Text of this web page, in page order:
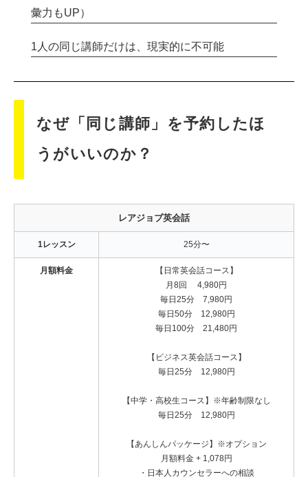
彙力もUP）
1人の同じ講師だけは、現実的に不可能
なぜ「同じ講師」を予約したほ
うがいいのか？
レアジョブ英会話
1レッスン 25分〜
月額料金
【日常英会話コース】
月8回 4,980円
毎日25分 7,980円
毎日50分 12,980円
毎日100分 21,480円
【ビジネス英会話コース】
毎日25分 12,980円
【中学・高校生コース】※年齢制限なし
毎日25分 12,980円
【あんしんパッケージ】※オプション
月額料金 + 1,078円
・日本人カウンセラーへの相談